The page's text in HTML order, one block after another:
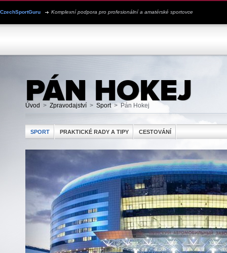
CzechSportGuru Komplexní podpora pro profesionální a amatérské sportovce
PÁN HOKEJ
Úvod > Zpravodajství > Sport > Pán Hokej
SPORT PRAKTICKÉ RADY A TIPY CESTOVÁNÍ